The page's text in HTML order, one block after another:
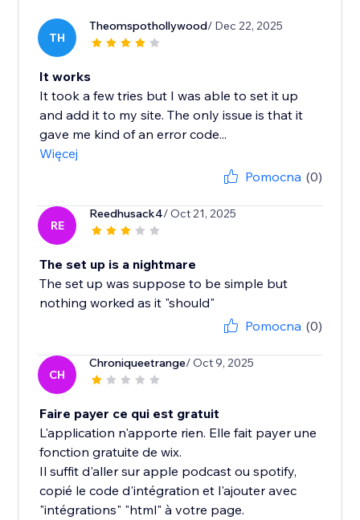
TH
Theomspothollywood/ Dec 22, 2025
It works
It took a few tries but I was able to set it up
and add it to my site. The only issue is that it
gave me kind of an error code...
Więcej
Pomocna (0)
RE
Reedhusack4/ Oct 21, 2025
The set up is a nightmare
The set up was suppose to be simple but
nothing worked as it "should"
Pomocna (0)
CH
Chroniqueetrange/ Oct 9, 2025
Faire payer ce qui est gratuit
L'application n'apporte rien. Elle fait payer une
fonction gratuite de wix.
Il suffit d'aller sur apple podcast ou spotify,
copié le code d'intégration et l'ajouter avec
"intégrations" "html" à votre page.